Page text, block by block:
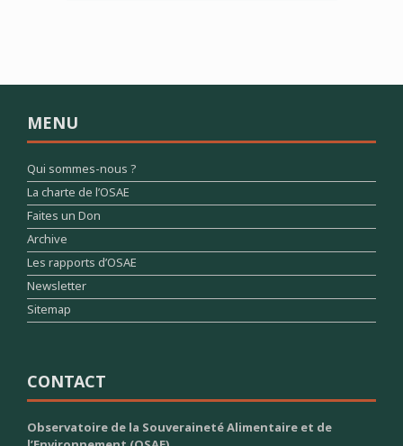
MENU
Qui sommes-nous ?
La charte de l’OSAE
Faites un Don
Archive
Les rapports d’OSAE
Newsletter
Sitemap
CONTACT
Observatoire de la Souveraineté Alimentaire et de